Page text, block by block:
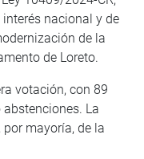
interés nacional y de
de la
de Loreto.
votación, con 89
La
mayoría, de la